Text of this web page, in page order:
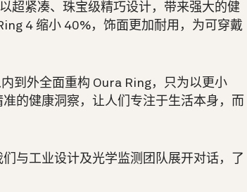
超紧凑、珠宝级精巧设计，带来强大的健
4 缩小 40%，饰面更加耐用，为可穿戴
到外全面重构 Oura Ring，只为以更小
的健康洞察，让人们专注于生活本身，而
与工业设计及光学监测团队展开对话，了